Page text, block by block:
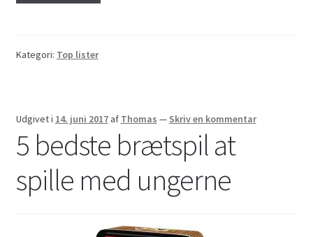
Kategori: Top lister
Udgivet i 14. juni 2017 af Thomas — Skriv en kommentar
5 bedste brætspil at
spille med ungerne